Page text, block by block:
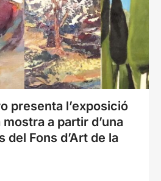
presenta l’exposició
mostra a partir d’una
del Fons d’Art de la